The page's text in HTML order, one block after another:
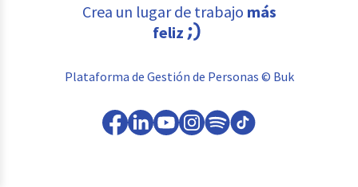
Crea un lugar de trabajo más
feliz
Plataforma de Gestión de Personas © Buk